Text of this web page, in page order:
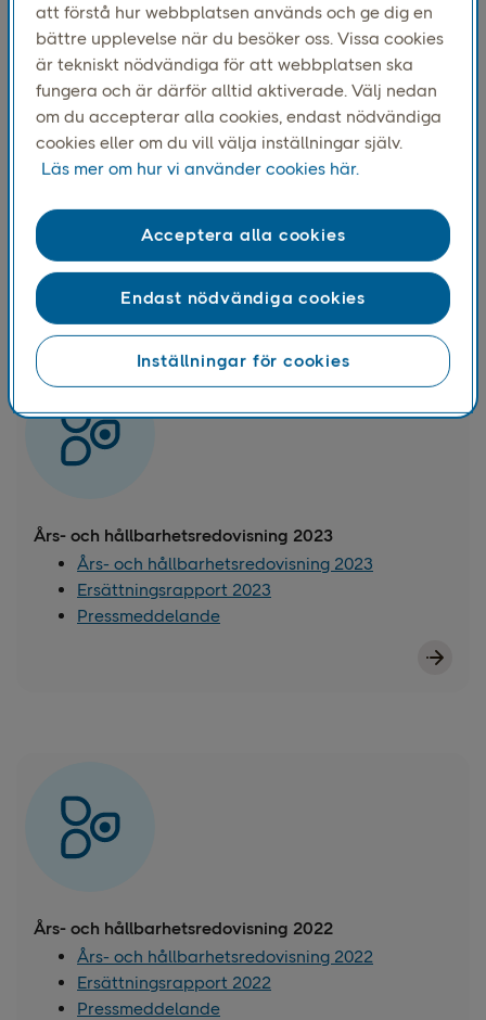
Års- och hållbarhetsredovisning 2024
Års- och hållbarhetsredovisning 2024
Års- och hållbarhetsredovisning 2023
Års- och hållbarhetsredovisning 2023
Ersättningsrapport 2023
Pressmeddelande
Års- och hållbarhetsredovisning 2022
Års- och hållbarhetsredovisning 2022
Ersättningsrapport 2022
Pressmeddelande
att förstå hur webbplatsen används och ge dig en
bättre upplevelse när du besöker oss. Vissa cookies
är tekniskt nödvändiga för att webbplatsen ska
fungera och är därför alltid aktiverade. Välj nedan
om du accepterar alla cookies, endast nödvändiga
cookies eller om du vill välja inställningar själv.
Läs mer om hur vi använder cookies här.
Inställningar för cookies
Endast nödvändiga cookies
Acceptera alla cookies